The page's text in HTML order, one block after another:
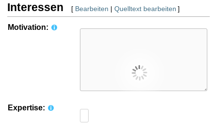
Interessen
[ Bearbeiten | Quelltext bearbeiten ]
Motivation:
Expertise: